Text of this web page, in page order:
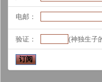
电邮：
验证： (神独生子